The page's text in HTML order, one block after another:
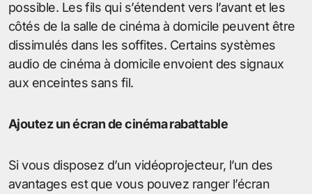
possible. Les fils qui s’étendent vers l’avant et les
côtés de la salle de cinéma à domicile peuvent être
dissimulés dans les soffites. Certains systèmes
audio de cinéma à domicile envoient des signaux
aux enceintes sans fil.
Ajoutez un écran de cinéma rabattable
Si vous disposez d’un vidéoprojecteur, l’un des
avantages est que vous pouvez ranger l’écran